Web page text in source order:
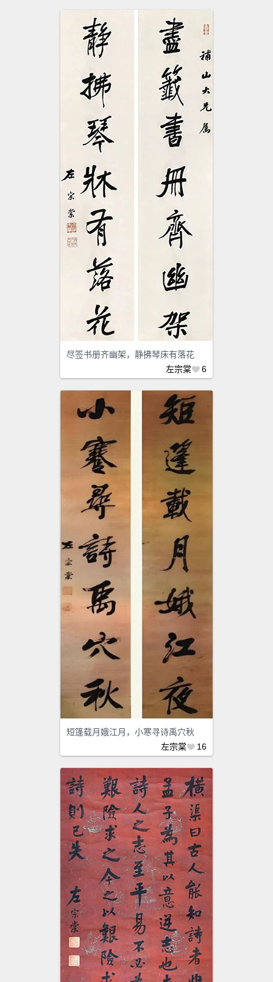
尽签书册齐幽架，静拂琴床有落花
左宗棠
6
短篷载月娥江月，小寒寻诗禹穴秋
左宗棠
16